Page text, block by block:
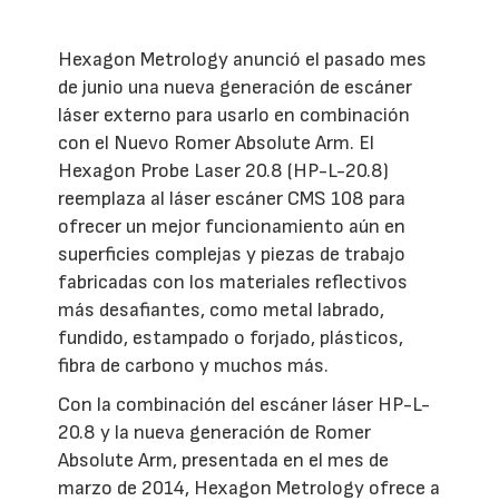
Hexagon Metrology anunció el pasado mes
de junio una nueva generación de escáner
láser externo para usarlo en combinación
con el Nuevo Romer Absolute Arm. El
Hexagon Probe Laser 20.8 (HP-L-20.8)
reemplaza al láser escáner CMS 108 para
ofrecer un mejor funcionamiento aún en
superficies complejas y piezas de trabajo
fabricadas con los materiales reflectivos
más desafiantes, como metal labrado,
fundido, estampado o forjado, plásticos,
fibra de carbono y muchos más.
Con la combinación del escáner láser HP-L-
20.8 y la nueva generación de Romer
Absolute Arm, presentada en el mes de
marzo de 2014, Hexagon Metrology ofrece a